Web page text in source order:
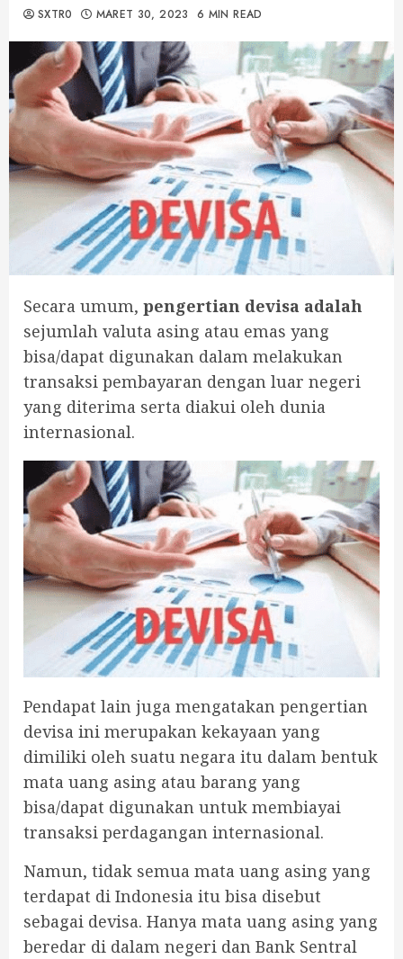
SXTR0 MARET 30, 2023 6 MIN READ
Secara umum, pengertian devisa adalah
sejumlah valuta asing atau emas yang
bisa/dapat digunakan dalam melakukan
transaksi pembayaran dengan luar negeri
yang diterima serta diakui oleh dunia
internasional.
Pendapat lain juga mengatakan pengertian
devisa ini merupakan kekayaan yang
dimiliki oleh suatu negara itu dalam bentuk
mata uang asing atau barang yang
bisa/dapat digunakan untuk membiayai
transaksi perdagangan internasional.
Namun, tidak semua mata uang asing yang
terdapat di Indonesia itu bisa disebut
sebagai devisa. Hanya mata uang asing yang
beredar di dalam negeri dan Bank Sentral